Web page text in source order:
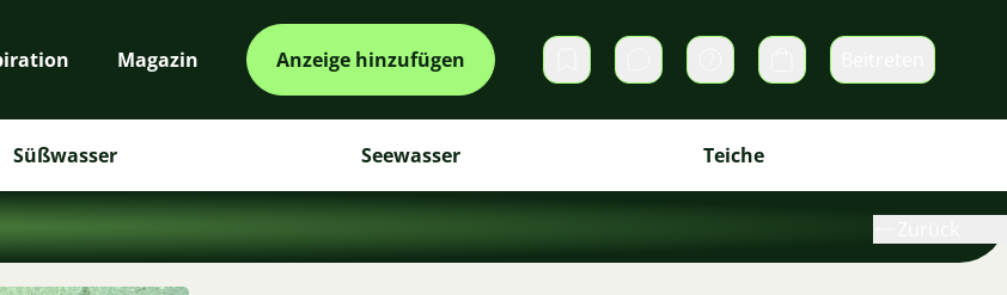
Magazin Anzeige hinzufügen DirektnachrichtenWarenkorb
Süßwasser Seewasser Teiche